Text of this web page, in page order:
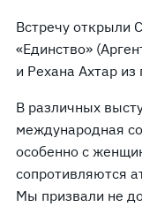
Встречу открыли
«Единство»
и Рехана Ахтар из
В различных
международная
особенно с
сопротивляются
Мы призвали не